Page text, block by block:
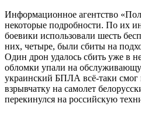
Информационное агентство
некоторые подробности. По их
боевики использовали шесть
них, четыре, были сбиты на
Один дрон удалось сбить уже в
обломки упали на
украинский БПЛА всё-таки смог
взрывчатку на самолет
перекинулся на российскую